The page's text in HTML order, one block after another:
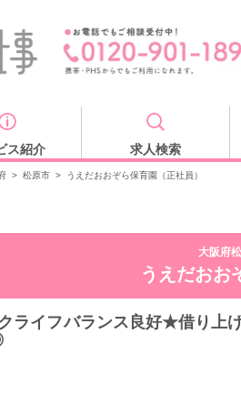
ス紹介 求人検索
> 松原市 > うえだおおぞら保育園（正社員）
大阪府
うえだおお
ライフバランス良好★借り上